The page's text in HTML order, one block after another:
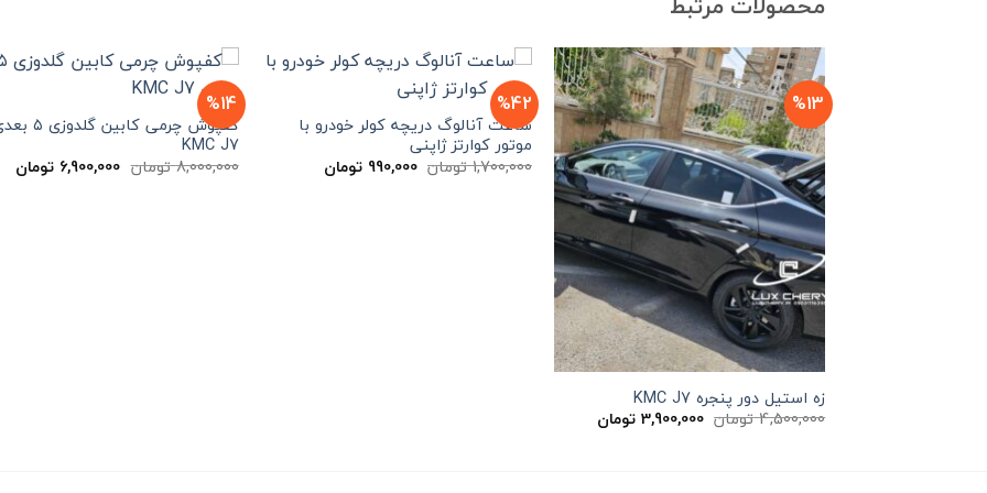
%13
زه استیل دور پنجره KMC J7
4,500,000 تومان قیمت
اصلی
3,900,000 تومان
%42
ساعت آنالوگ دریچه کولر خودرو با
موتور کوارتز ژاپنی
1,700,000 تومان قیمت
اصلی
990,000 تومان
%14
کفپوش چرمی کابین
KMC J7
8,000,000 تومان قیمت
اصلی
6,900,000 تومان